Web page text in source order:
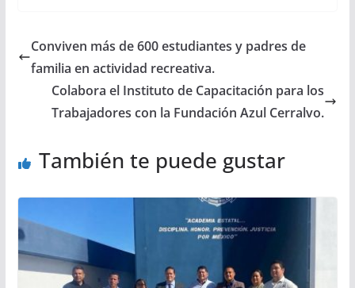
Conviven más de 600 estudiantes y padres de
familia en actividad recreativa.
Colabora el Instituto de Capacitación para los
Trabajadores con la Fundación Azul Cerralvo.
También te puede gustar